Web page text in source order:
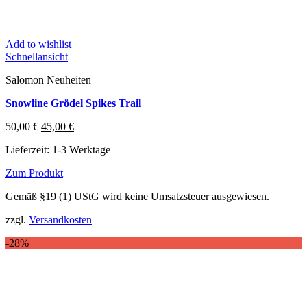
Add to wishlist
Schnellansicht
Salomon Neuheiten
Snowline Grödel Spikes Trail
50,00€ Ursprünglicher
war:
45,00 €Aktueller
ist:
Lieferzeit: 1-3 Werktage
Zum Produkt
Produkt
mehrere
auf.
Gemäß §19 (1) UStG wird keine Umsatzsteuer ausgewiesen.
zzgl. Versandkosten
-28%